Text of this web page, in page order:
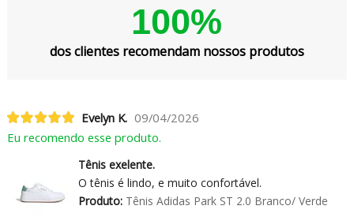
100%
dos clientes recomendam nossos produtos
Evelyn K. 09/04/2026
Eu recomendo esse produto.
Tênis exelente.
O tênis é lindo, e muito confortável.
Produto:Tênis Adidas Park ST 2.0 Branco/ Verde